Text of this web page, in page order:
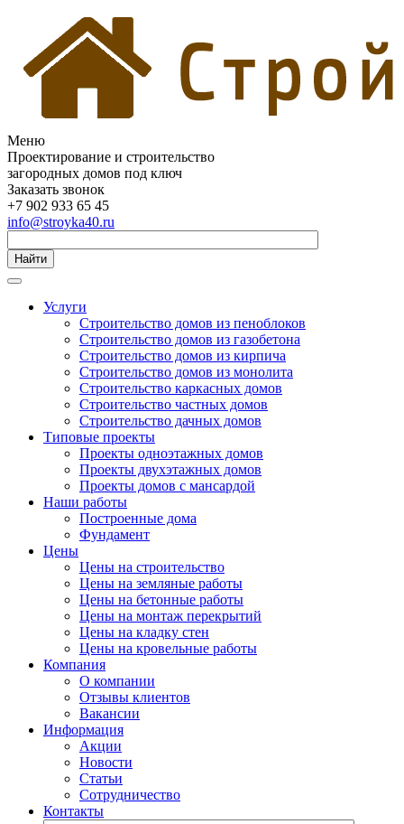
Меню
Проектирование и строительство
загородных домов под ключ
Заказать звонок
+7 902 933 65 45
info@stroyka40.ru
Найти
Услуги
Строительство домов из пеноблоков
Строительство домов из газобетона
Строительство домов из кирпича
Строительство домов из монолита
Строительство каркасных домов
Строительство частных домов
Строительство дачных домов
Типовые проекты
Проекты одноэтажных домов
Проекты двухэтажных домов
Проекты домов с мансардой
Наши работы
Построенные дома
Фундамент
Цены
Цены на строительство
Цены на земляные работы
Цены на бетонные работы
Цены на монтаж перекрытий
Цены на кладку стен
Цены на кровельные работы
Компания
О компании
Отзывы клиентов
Вакансии
Информация
Акции
Новости
Статьи
Сотрудничество
Контакты